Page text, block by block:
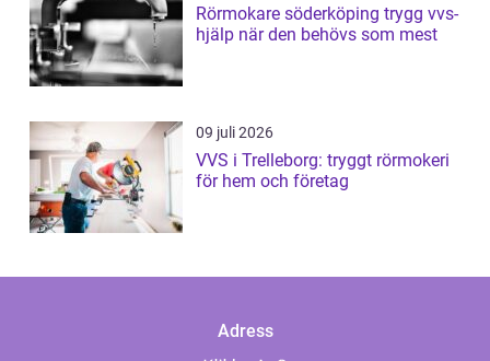
Rörmokare söderköping trygg vvs-
hjälp när den behövs som mest
09 juli 2026
VVS i Trelleborg: tryggt rörmokeri
för hem och företag
Adress